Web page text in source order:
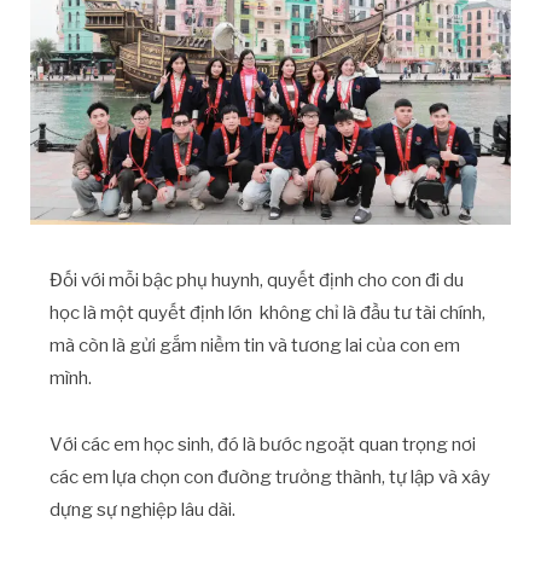
Đối với mỗi bậc phụ huynh, quyết định cho con đi du
học là một quyết định lớn không chỉ là đầu tư tài chính,
mà còn là gửi gắm niềm tin và tương lai của con em
mình.
Với các em học sinh, đó là bước ngoặt quan trọng nơi
các em lựa chọn con đường trưởng thành, tự lập và xây
dựng sự nghiệp lâu dài.